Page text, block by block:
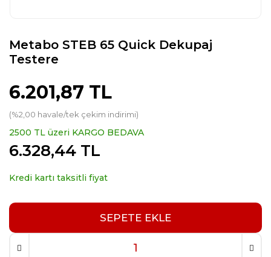
Metabo STEB 65 Quick Dekupaj
Testere
6.201,87 TL
(%2,00 havale/tek çekim indirimi)
2500 TL üzeri KARGO BEDAVA
6.328,44 TL
Kredi kartı taksitli fiyat
SEPETE EKLE